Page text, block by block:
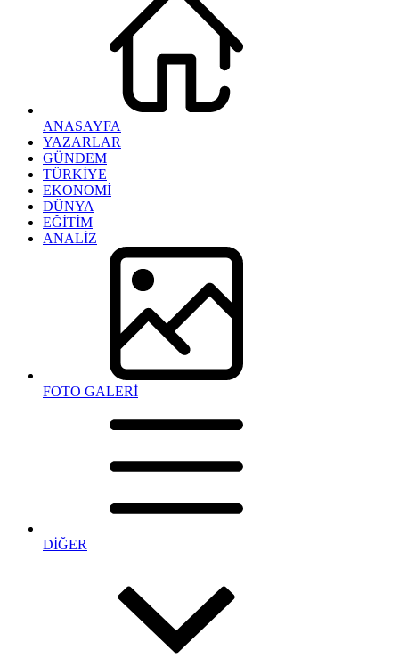
ANASAYFA
YAZARLAR
GÜNDEM
TÜRKİYE
EKONOMİ
DÜNYA
EĞİTİM
ANALİZ
FOTO GALERİ
DİĞER